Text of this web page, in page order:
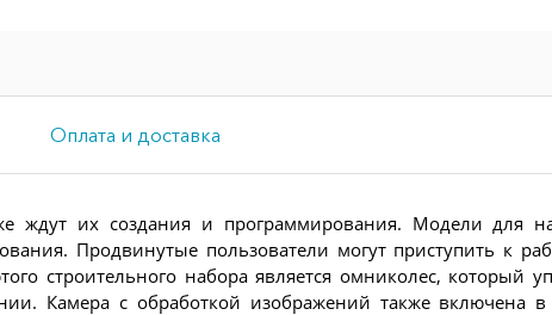
Оплата и доставка
ждут их создания и программирования. Модели для
Продвинутые пользователи могут приступить к
строительного набора является омниколес, который
Камера с обработкой изображений также включена